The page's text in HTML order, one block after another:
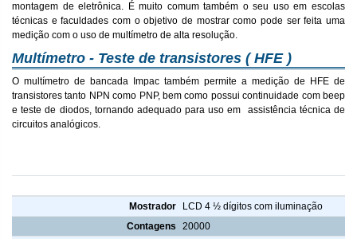
montagem de eletrônica. É muito comum também o seu uso em escolas
técnicas e faculdades com o objetivo de mostrar como pode ser feita uma
medição com o uso de multímetro de alta resolução.
Multímetro - Teste de transistores ( HFE )
O multímetro de bancada Impac também permite a medição de HFE de
transistores tanto NPN como PNP, bem como possui continuidade com beep
e teste de diodos, tornando adequado para uso em assistência técnica de
circuitos analógicos.
Mostrador
LCD 4 ½ dígitos com iluminação
Contagens
20000